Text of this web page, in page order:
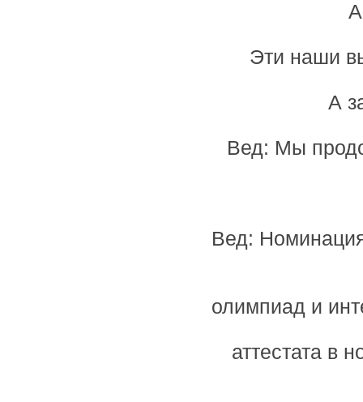
Эти наши
А
Вед: Мы
Вед:
олимпиад и
аттестата в